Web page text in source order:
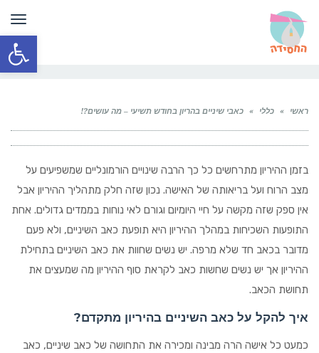
פתח
ראשי » כללי » כאבי שיניים בהריון בחודש תשיעי – מה עושים?!
בזמן ההיריון מתרחשים כל כך הרבה שינויים הורמונליים שמשפיעים על
מצב הרוח ועל בריאותה של האישה. נכון שזה חלק מתהליך ההיריון אבל
אין ספק שזה מקשה על חיי היומיום וגורם לאי נוחות בממדים גדולים. אחת
התופעות השכיחות במהלך ההיריון היא תופעת כאב השיניים, ולא פעם
מדובר בכאב חד שלא מרפה. יש נשים שחוות את כאב השיניים בתחילת
ההיריון אך יש נשים שחשות כאב לקראת סוף ההיריון מה שמעצים את
תחושת הכאב.
איך להקל על כאב השיניים בהיריון מתקדם?
כמעט כל אישה הרה מבינה ומכירה את התחושה של כאב שיניים, כאב